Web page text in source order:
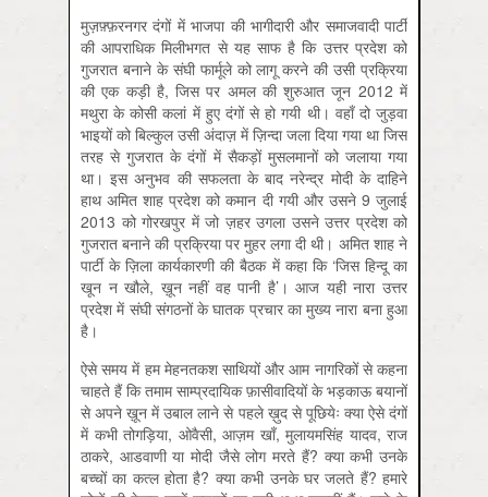
मुज़फ़्फ़रनगर दंगों में भाजपा की भागीदारी और समाजवादी पार्टी
की आपराधिक मिलीभगत से यह साफ है कि उत्तर प्रदेश को
गुजरात बनाने के संघी फार्मूले को लागू करने की उसी प्रक्रिया
की एक कड़ी है, जिस पर अमल की शुरुआत जून 2012 में
मथुरा के कोसी कलां में हुए दंगों से हो गयी थी। वहाँ दो जुड़वा
भाइयों को बिल्कुल उसी अंदाज़ में ज़िन्दा जला दिया गया था जिस
तरह से गुजरात के दंगों में सैकड़ों मुसलमानों को जलाया गया
था। इस अनुभव की सफलता के बाद नरेन्द्र मोदी के दाहिने
हाथ अमित शाह प्रदेश को कमान दी गयी और उसने 9 जुलाई
2013 को गोरखपुर में जो ज़हर उगला उसने उत्तर प्रदेश को
गुजरात बनाने की प्रक्रिया पर मुहर लगा दी थी। अमित शाह ने
पार्टी के ज़िला कार्यकारणी की बैठक में कहा कि ‘जिस हिन्दू का
खून न खौले, ख़ून नहीं वह पानी है’। आज यही नारा उत्तर
प्रदेश में संघी संगठनों के घातक प्रचार का मुख्य नारा बना हुआ
है।
ऐसे समय में हम मेहनतकश साथियों और आम नागरिकों से कहना
चाहते हैं कि तमाम साम्प्रदायिक फ़ासीवादियों के भड़काऊ बयानों
से अपने ख़ून में उबाल लाने से पहले ख़ुद से पूछियेः क्या ऐसे दंगों
में कभी तोगड़िया, ओवैसी, आज़म खाँ, मुलायमसिंह यादव, राज
ठाकरे, आडवाणी या मोदी जैसे लोग मरते हैं? क्या कभी उनके
बच्चों का कत्ल होता है? क्या कभी उनके घर जलते हैं? हमारे